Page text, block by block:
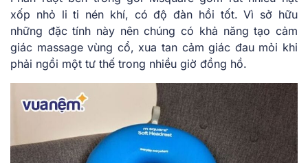
xốp nhỏ li ti nén khí, có độ đàn hồi tốt. Vì sở hữu
những đặc tính này nên chúng có khả năng tạo cảm
giác massage vùng cổ, xua tan cảm giác đau mỏi khi
phải ngồi một tư thế trong nhiều giờ đồng hồ.